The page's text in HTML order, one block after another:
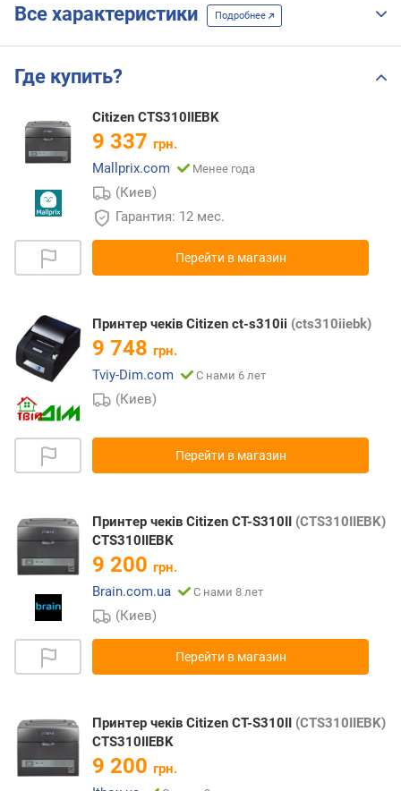
Все характеристики Подробнее
Где купить?
Citizen CTS310IIEBK
9 337 грн.
Mallprix.com
Менее года
(Киев)
Гарантия: 12 мес.
Перейти в магазин
Принтер чеків Citizen ct-s310ii (cts310iiebk)
9 748 грн.
Tviy-Dim.com
С нами 6 лет
(Киев)
Перейти в магазин
Принтер чеків Citizen CT-S310II (CTS310IIEBK)
CTS310IIEBK
9 200 грн.
Brain.com.ua
С нами 8 лет
(Киев)
Перейти в магазин
Принтер чеків Citizen CT-S310II (CTS310IIEBK)
CTS310IIEBK
9 200 грн.